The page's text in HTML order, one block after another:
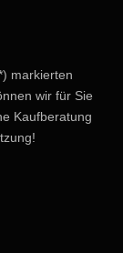
markierten
wir für Sie
Kaufberatung